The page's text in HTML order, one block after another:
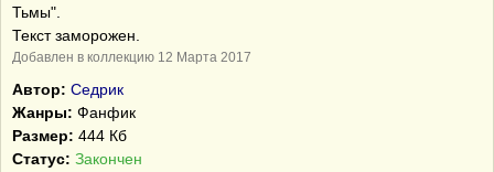
Тьмы".
Текст заморожен.
Добавлен в коллекцию 12 Марта 2017
Автор: Седрик
Жанры: Фанфик
Размер: 444 Кб
Статус: Закончен